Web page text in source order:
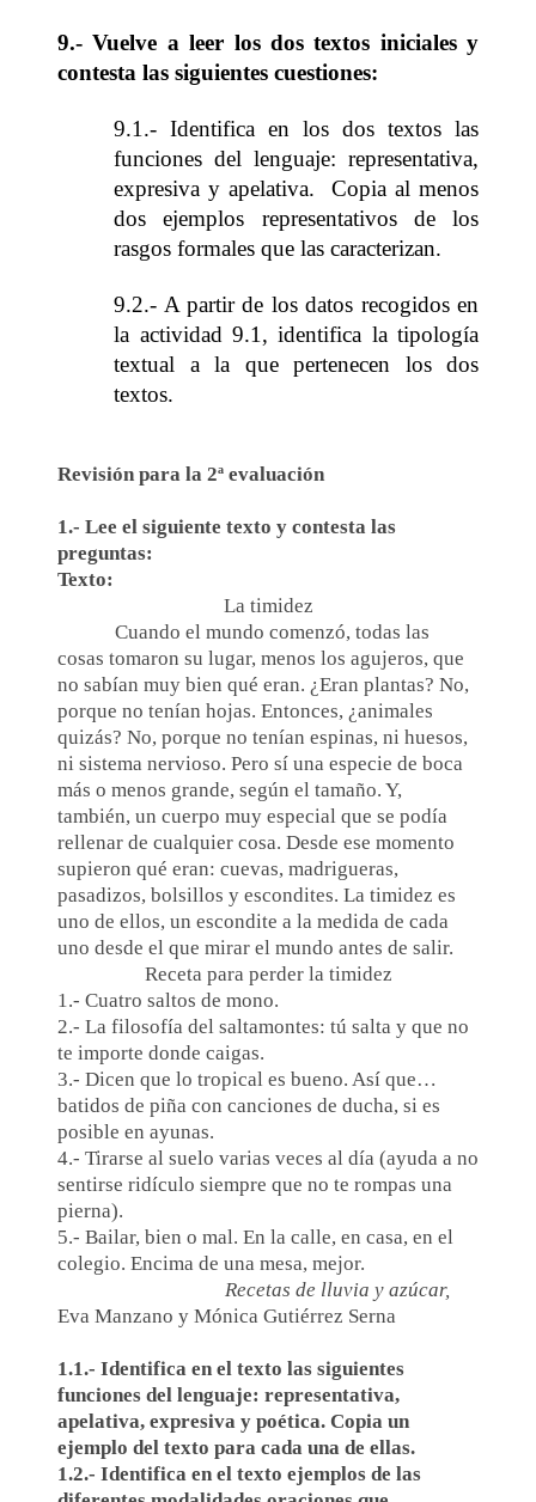
9.- Vuelve a leer los dos textos iniciales y
contesta las siguientes cuestiones:
9.1.- Identifica en los dos textos las
funciones del lenguaje: representativa,
expresiva y apelativa. Copia al menos
dos ejemplos representativos de los
rasgos formales que las caracterizan.
9.2.- A partir de los datos recogidos en
la actividad 9.1, identifica la tipología
textual a la que pertenecen los dos
textos.
Revisión para la 2ª evaluación
1.- Lee el siguiente texto y contesta las
preguntas:
Texto:
La timidez
Cuando el mundo comenzó, todas las
cosas tomaron su lugar, menos los agujeros, que
no sabían muy bien qué eran. ¿Eran plantas? No,
porque no tenían hojas. Entonces, ¿animales
quizás? No, porque no tenían espinas, ni huesos,
ni sistema nervioso. Pero sí una especie de boca
más o menos grande, según el tamaño. Y,
también, un cuerpo muy especial que se podía
rellenar de cualquier cosa. Desde ese momento
supieron qué eran: cuevas, madrigueras,
pasadizos, bolsillos y escondites. La timidez es
uno de ellos, un escondite a la medida de cada
uno desde el que mirar el mundo antes de salir.
Receta para perder la timidez
1.- Cuatro saltos de mono.
2.- La filosofía del saltamontes: tú salta y que no
te importe donde caigas.
3.- Dicen que lo tropical es bueno. Así que…
batidos de piña con canciones de ducha, si es
posible en ayunas.
4.- Tirarse al suelo varias veces al día (ayuda a no
sentirse ridículo siempre que no te rompas una
pierna).
5.- Bailar, bien o mal. En la calle, en casa, en el
colegio. Encima de una mesa, mejor.
Recetas de lluvia y azúcar,
Eva Manzano y Mónica Gutiérrez Serna
1.1.- Identifica en el texto las siguientes
funciones del lenguaje: representativa,
apelativa, expresiva y poética. Copia un
ejemplo del texto para cada una de ellas.
1.2.- Identifica en el texto ejemplos de las